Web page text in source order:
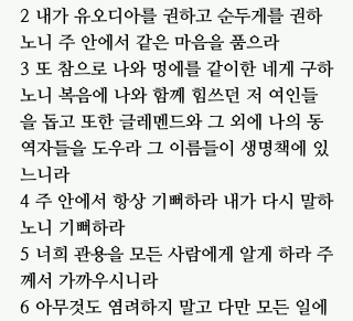
2 내가 유오디아를 권하고 순두게를 권하
노니 주 안에서 같은 마음을 품으라
3 또 참으로 나와 멍에를 같이한 네게 구하
노니 복음에 나와 함께 힘쓰던 저 여인들
을 돕고 또한 글레멘드와 그 외에 나의 동
역자들을 도우라 그 이름들이 생명책에 있
느니라
4 주 안에서 항상 기뻐하라 내가 다시 말하
노니 기뻐하라
5 너희 관용을 모든 사람에게 알게 하라 주
께서 가까우시니라
6 아무것도 염려하지 말고 다만 모든 일에